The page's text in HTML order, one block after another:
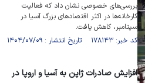
بررسی‌های خصوصی نشان داد که فعالیت
کارخانه‌ها در اکثر اقتصاد‌های بزرگ آسیا در
سپتامبر، کاهش یافت.
کد خبر: ۱۷۸۱۴۳ تاریخ انتشار : ۱۴۰۴/۰۷/۰۹
افزایش صادرات ژاپن به آسیا و اروپا در